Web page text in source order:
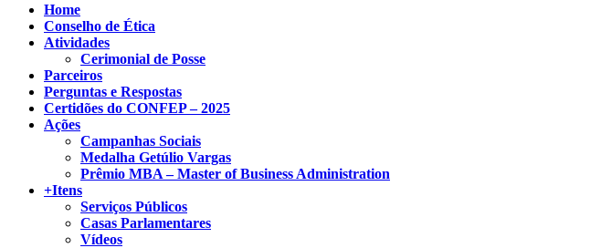
Home
Conselho de Ética
Atividades
Cerimonial de Posse
Parceiros
Perguntas e Respostas
Certidões do CONFEP – 2025
Ações
Campanhas Sociais
Medalha Getúlio Vargas
Prêmio MBA – Master of Business Administration
+Itens
Serviços Públicos
Casas Parlamentares
Vídeos